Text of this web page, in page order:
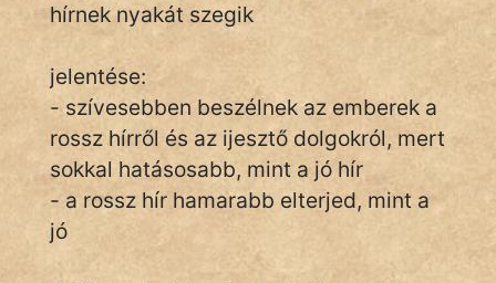
Tréfás
IRODALOM
SZÓLÁS
hírnek nyakát szegik
jelentése:
- szívesebben beszélnek az emberek a
rossz hírről és az ijesztő dolgokról, mert
sokkal hatásosabb, mint a jó hír
- a rossz hír hamarabb elterjed, mint a
jó